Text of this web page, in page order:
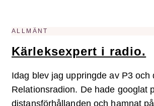
ALLMÄNT
Kärleksexpert i radio.
Idag blev jag uppringde av P3 och
Relationsradion. De hade googlat
distansförhållanden och hamnat